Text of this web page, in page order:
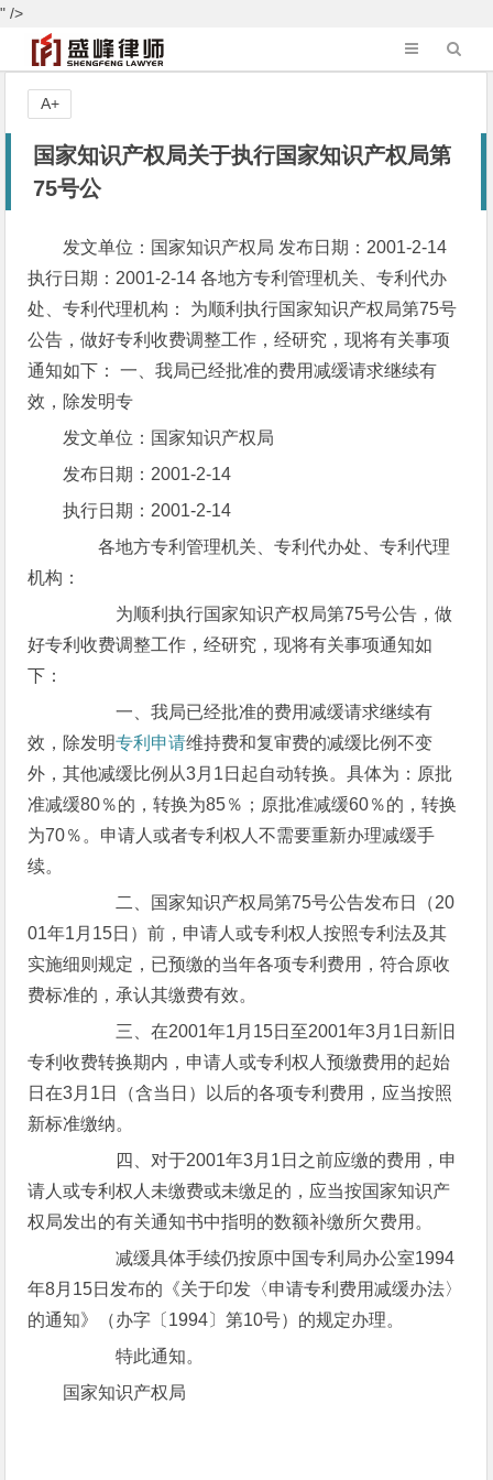
" />
国家知识产权局关于执行国家知识产权局第
75号公
发文单位：国家知识产权局 发布日期：2001-2-14
执行日期：2001-2-14 各地方专利管理机关、专利代办
处、专利代理机构： 为顺利执行国家知识产权局第75号
公告，做好专利收费调整工作，经研究，现将有关事项
通知如下： 一、我局已经批准的费用减缓请求继续有
效，除发明专
发文单位：国家知识产权局
发布日期：2001-2-14
执行日期：2001-2-14
各地方专利管理机关、专利代办处、专利代理
机构：
为顺利执行国家知识产权局第75号公告，做
好专利收费调整工作，经研究，现将有关事项通知如
下：
一、我局已经批准的费用减缓请求继续有
效，除发明专利申请维持费和复审费的减缓比例不变
外，其他减缓比例从3月1日起自动转换。具体为：原批
准减缓80％的，转换为85％；原批准减缓60％的，转换
为70％。申请人或者专利权人不需要重新办理减缓手
续。
二、国家知识产权局第75号公告发布日（20
01年1月15日）前，申请人或专利权人按照专利法及其
实施细则规定，已预缴的当年各项专利费用，符合原收
费标准的，承认其缴费有效。
三、在2001年1月15日至2001年3月1日新旧
专利收费转换期内，申请人或专利权人预缴费用的起始
日在3月1日（含当日）以后的各项专利费用，应当按照
新标准缴纳。
四、对于2001年3月1日之前应缴的费用，申
请人或专利权人未缴费或未缴足的，应当按国家知识产
权局发出的有关通知书中指明的数额补缴所欠费用。
减缓具体手续仍按原中国专利局办公室1994
年8月15日发布的《关于印发〈申请专利费用减缓办法〉
的通知》（办字〔1994〕第10号）的规定办理。
特此通知。
国家知识产权局
A+